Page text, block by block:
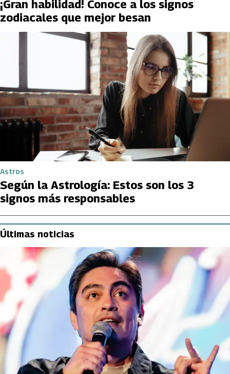
¡Gran habilidad! Conoce a los signos
zodiacales que mejor besan
Astros
Según la Astrología: Estos son los 3
signos más responsables
Últimas noticias